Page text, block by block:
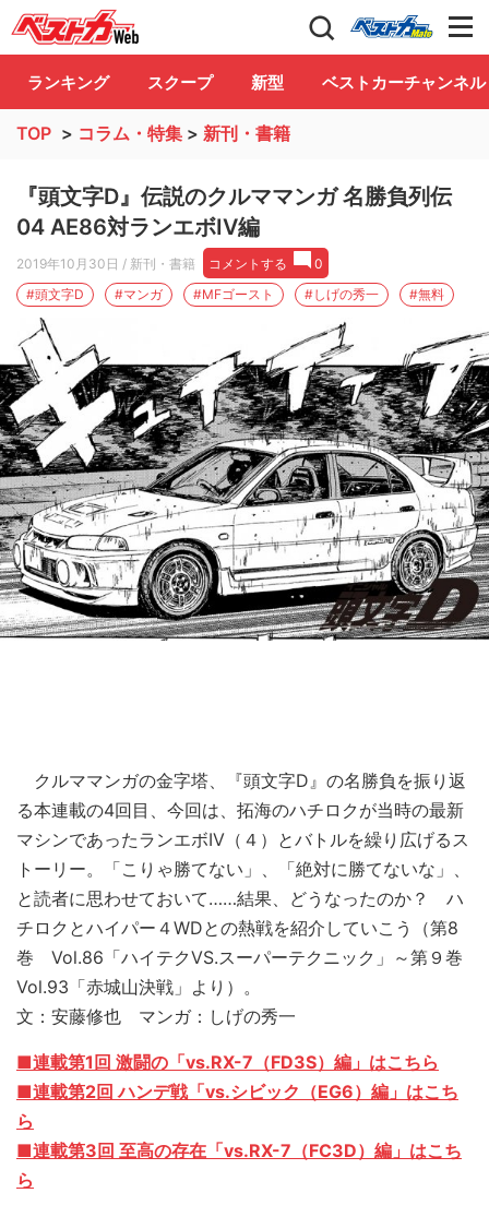
自動車情報誌「ベストカー」 Club
ランキング スクープ 新型 ベストカーチャンネル
TOP > コラム・特集 > 新刊・書籍
『頭文字D』伝説のクルママンガ 名勝負列伝
04 AE86対ランエボIV編
2019年10月30日 / 新刊・書籍 コメントする
0
#頭文字D
#マンガ #MFゴースト #しげの秀一 #無料
クルママンガの金字塔、『頭文字D』の名勝負を振り返
る本連載の4回目、今回は、拓海のハチロクが当時の最新
マシンであったランエボIV（４）とバトルを繰り広げるス
トーリー。「こりゃ勝てない」、「絶対に勝てないな」、
と読者に思わせておいて……結果、どうなったのか？ ハ
チロクとハイパー４WDとの熱戦を紹介していこう（第8
巻 Vol.86「ハイテクVS.スーパーテクニック」～第９巻
Vol.93「赤城山決戦」より）。
文：安藤修也 マンガ：しげの秀一
■連載第1回 激闘の「vs.RX-7（FD3S）編 」はこちら
■連載第2回 ハンデ戦「vs.シビック（EG6）編」はこち
ら
■連載第3回 至高の存在「vs.RX-7（FC3D）編」はこち
ら